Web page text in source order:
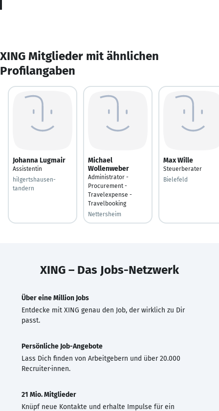
XING Mitglieder mit ähnlichen
Profilangaben
Johanna Lugmair
Assistentin
hilgertshausen-
tandern
Michael
Wollenweber
Administrator -
Procurement -
Travelexpense -
Travelbooking
Nettersheim
Max Wille
Steuerberater
Bielefeld
XING – Das Jobs-Netzwerk
Über eine Million Jobs
Entdecke mit XING genau den Job, der wirklich zu Dir
passt.
Persönliche Job-Angebote
Lass Dich finden von Arbeitgebern und über 20.000
Recruiter·innen.
21 Mio. Mitglieder
Knüpf neue Kontakte und erhalte Impulse für ein